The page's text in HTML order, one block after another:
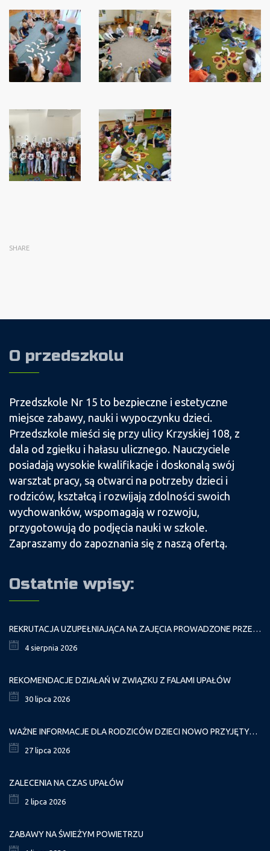
SHARE
O przedszkolu
Przedszkole Nr 15 to bezpieczne i estetyczne
miejsce zabawy, nauki i wypoczynku dzieci.
Przedszkole mieści się przy ulicy Krzyskiej 108, z
dala od zgiełku i hałasu ulicznego. Nauczyciele
posiadają wysokie kwalifikacje i doskonalą swój
warsztat pracy, są otwarci na potrzeby dzieci i
rodziców, kształcą i rozwijają zdolności swoich
wychowanków, wspomagają w rozwoju,
przygotowują do podjęcia nauki w szkole.
Zapraszamy do zapoznania się z naszą ofertą.
Ostatnie wpisy:
REKRUTACJA UZUPEŁNIAJĄCA NA ZAJĘCIA PROWADZONE PRZEZ PAŁAC MŁODZIEŻY W ROKU SZKOLNYM 2026/2027
4 sierpnia 2026
REKOMENDACJE DZIAŁAŃ W ZWIĄZKU Z FALAMI UPAŁÓW
30 lipca 2026
WAŻNE INFORMACJE DLA RODZICÓW DZIECI NOWO PRZYJĘTYCH GR. I
27 lipca 2026
ZALECENIA NA CZAS UPAŁÓW
2 lipca 2026
ZABAWY NA ŚWIEŻYM POWIETRZU